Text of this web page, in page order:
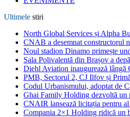
Ultimele stiri
North Global Services și Alpha
CNAB a desemnat constructorul
Noul stadion Dinamo primește
Sala Polivalentă din Brașov a
Diehl Aviation inaugurează lângă
PMB, Sectorul 2, CJ Ilfov și
Codul Urbanismului, adoptat de
Ghai Family Holding dezvoltă un
CNAIR lansează licitația pentru
Compania 2×1 Holding ridică un